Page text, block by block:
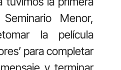
Menor,
la película
para completar